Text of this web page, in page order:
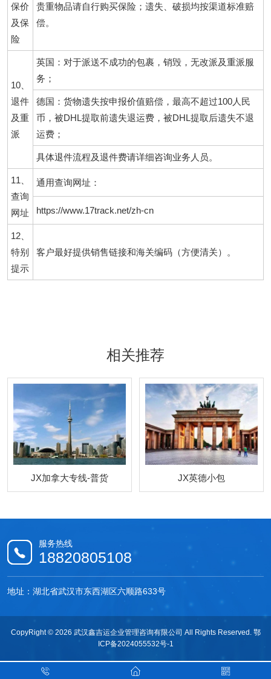
保价
及保
险
贵重物品请自行购买保险；遗失、破损均按渠道标准赔
偿。
10、
退件
及重
派
英国：对于派送不成功的包裹，销毁，无改派及重派服
务；
德国：货物遗失按申报价值赔偿，最高不超过100人民
币，被DHL提取前遗失退运费，被DHL提取后遗失不退
运费；
具体退件流程及退件费请详细咨询业务人员。
11、
查询
网址
通用查询网址：
https://www.17track.net/zh-cn
12、
特别
提示
客户最好提供销售链接和海关编码（方便清关）。
相关推荐
JX加拿大专线-普货 JX英德小包
服务热线
18820805108
地址：湖北省武汉市东西湖区六顺路633号
CopyRight © 2026 武汉鑫吉运企业管理咨询有限公司 All Rights Reserved. 鄂
ICP备2024055532号-1